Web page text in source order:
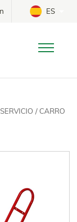
ES
/ CARRO